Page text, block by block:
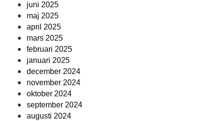
juni 2025
maj 2025
april 2025
mars 2025
februari 2025
januari 2025
december 2024
november 2024
oktober 2024
september 2024
augusti 2024